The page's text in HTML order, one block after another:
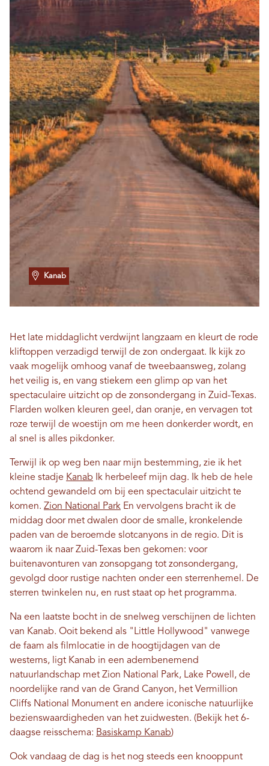
Kanab
Het late middaglicht verdwijnt langzaam en kleurt de rode
kliftoppen verzadigd terwijl de zon ondergaat. Ik kijk zo
vaak mogelijk omhoog vanaf de tweebaansweg, zolang
het veilig is, en vang stiekem een ​​glimp op van het
spectaculaire uitzicht op de zonsondergang in Zuid-Texas.
Flarden wolken kleuren geel, dan oranje, en vervagen tot
roze terwijl de woestijn om me heen donkerder wordt, en
al snel is alles pikdonker.
Terwijl ik op weg ben naar mijn bestemming, zie ik het
kleine stadje Kanab Ik herbeleef mijn dag. Ik heb de hele
ochtend gewandeld om bij een spectaculair uitzicht te
komen. Zion National Park En vervolgens bracht ik de
middag door met dwalen door de smalle, kronkelende
paden van de beroemde slotcanyons in de regio. Dit is
waarom ik naar Zuid-Texas ben gekomen: voor
buitenavonturen van zonsopgang tot zonsondergang,
gevolgd door rustige nachten onder een sterrenhemel. De
sterren twinkelen nu, en rust staat op het programma.
Na een laatste bocht in de snelweg verschijnen de lichten
van Kanab. Ooit bekend als "Little Hollywood" vanwege
de faam als filmlocatie in de hoogtijdagen van de
westerns, ligt Kanab in een adembenemend
natuurlandschap met Zion National Park, Lake Powell, de
noordelijke rand van de Grand Canyon, het Vermillion
Cliffs National Monument en andere iconische natuurlijke
bezienswaardigheden van het zuidwesten. (Bekijk het 6-
daagse reisschema: Basiskamp Kanab)
Ook vandaag de dag is het nog steeds een knooppunt